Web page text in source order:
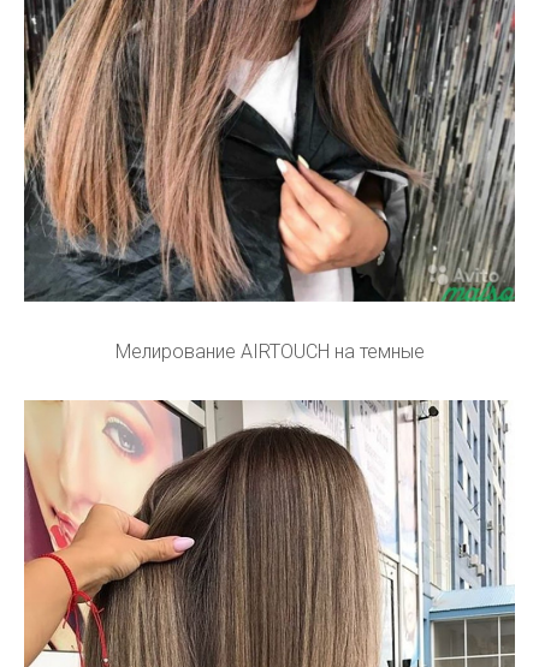
Мелирование AIRTOUCH на темные